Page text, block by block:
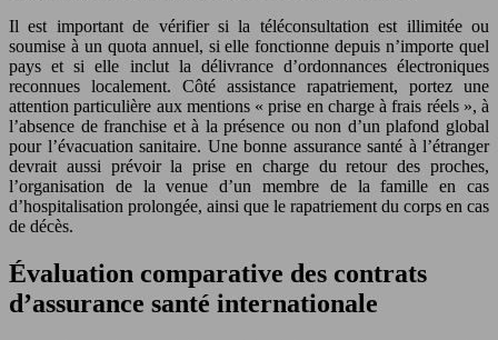
Il est important de vérifier si la téléconsultation est illimitée ou
soumise à un quota annuel, si elle fonctionne depuis n’importe quel
pays et si elle inclut la délivrance d’ordonnances électroniques
reconnues localement. Côté assistance rapatriement, portez une
attention particulière aux mentions « prise en charge à frais réels », à
l’absence de franchise et à la présence ou non d’un plafond global
pour l’évacuation sanitaire. Une bonne assurance santé à l’étranger
devrait aussi prévoir la prise en charge du retour des proches,
l’organisation de la venue d’un membre de la famille en cas
d’hospitalisation prolongée, ainsi que le rapatriement du corps en cas
de décès.
Évaluation comparative des contrats
d’assurance santé internationale